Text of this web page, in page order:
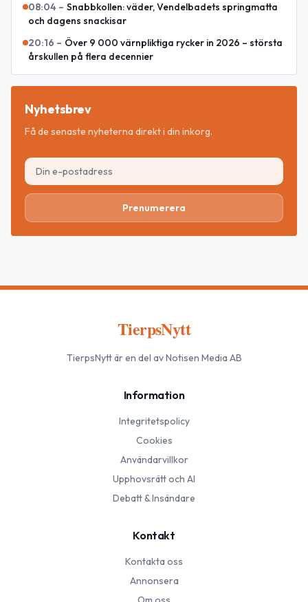
08:04 – Snabbkollen: väder, Vendelbadets springmatta
och dagens snackisar
20:16 – Över 9 000 värnpliktiga rycker in 2026 – största
årskullen på flera decennier
Nyhetsbrev
Få de senaste nyheterna direkt i din inkorg.
Prenumerera
TierpsNytt
TierpsNyttär en del av Notisen Media AB
Information
Integritetspolicy
Cookies
Användarvillkor
Upphovsrätt och AI
Debatt & Insändare
Kontakt
Kontakta oss
Annonsera